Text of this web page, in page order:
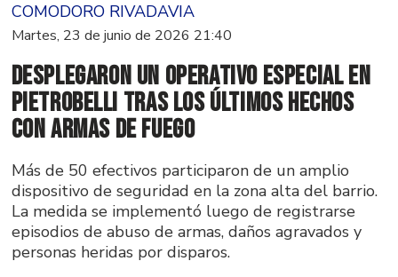
COMODORO RIVADAVIA
Martes, 23 de junio de 2026 21:40
Desplegaron un operativo especial en
Pietrobelli tras los últimos hechos
con armas de fuego
Más de 50 efectivos participaron de un amplio
dispositivo de seguridad en la zona alta del barrio.
La medida se implementó luego de registrarse
episodios de abuso de armas, daños agravados y
personas heridas por disparos.